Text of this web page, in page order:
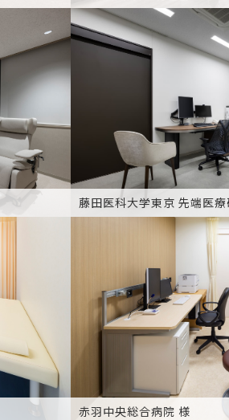
藤田医科大学東京 先端医
赤羽中央総合病院 様